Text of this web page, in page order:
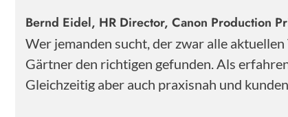
Bernd Eidel, HR Director, Canon Production
Wer jemanden sucht, der zwar alle
Gärtner den richtigen gefunden. Als
Gleichzeitig aber auch praxisnah und